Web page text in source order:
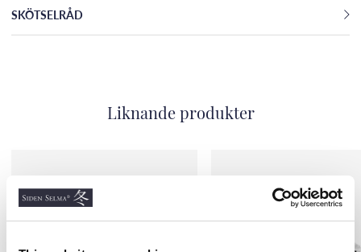
SKÖTSELRÅD
Liknande produkter